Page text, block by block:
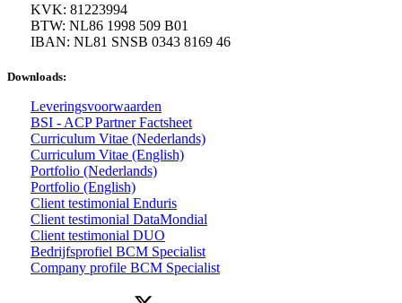
KVK: 81223994
BTW: NL86 1998 509 B01
IBAN: NL81 SNSB 0343 8169 46
Downloads:
Leveringsvoorwaarden
BSI - ACP Partner Factsheet
Curriculum Vitae (Nederlands)
Curriculum Vitae (English)
Portfolio (Nederlands)
Portfolio (English)
Client testimonial Enduris
Client testimonial DataMondial
Client testimonial DUO
Bedrijfsprofiel BCM Specialist
Company profile BCM Specialist